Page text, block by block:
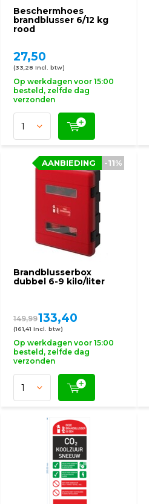
Beschermhoes
brandblusser 6/12 kg
rood
27,50
(33,28 Incl. btw)
Op werkdagen voor 15:00
besteld, zelfde dag
verzonden
Brandblusserbox
dubbel 6-9 kilo/liter
-11%
AANBIEDING
149,99133,40
(161,41 Incl. btw)
Op werkdagen voor 15:00
besteld, zelfde dag
verzonden